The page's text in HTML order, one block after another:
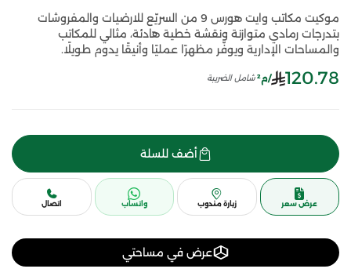
موكيت مكاتب وايت هورس 9 من السريّع للارضيات والمفروشات
بتدرجات رمادي متوازنة ونقشة خطية هادئة، مثالي للمكاتب
والمساحات الإدارية ويوفّر مظهرًا عمليًا وأنيقًا يدوم طويلًا.
120.78 /م² شامل الضريبة
أضف للسلة
عرض سعر زيارة مندوب واتساب اتصال
عرض في مساحتي